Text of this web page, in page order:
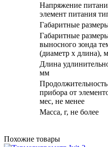
Напряжение
элемент питания
Габаритные
Габаритные
выносного зонда
(диаметр х длина),
Длина
мм
прибора от
мес, не менее
Масса, г, не более
Похожие товары